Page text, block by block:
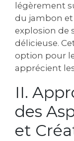
légèrement
du jambon
explosion de
délicieuse.
option pour
apprécient
II.
des
et